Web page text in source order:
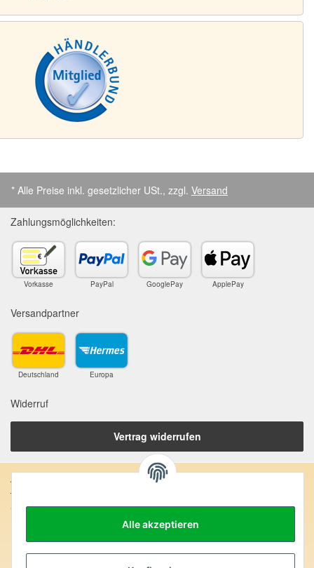
Alle akzeptieren
* Alle Preise inkl. gesetzlicher USt., zzgl. Versand
Zahlungsmöglichkeiten:
Vorkasse PayPal GooglePay ApplePay
Versandpartner
Deutschland Europa
Widerruf
Vertrag widerrufen
Anschrift:
SteinZeitOase
D-75391 Gechingen